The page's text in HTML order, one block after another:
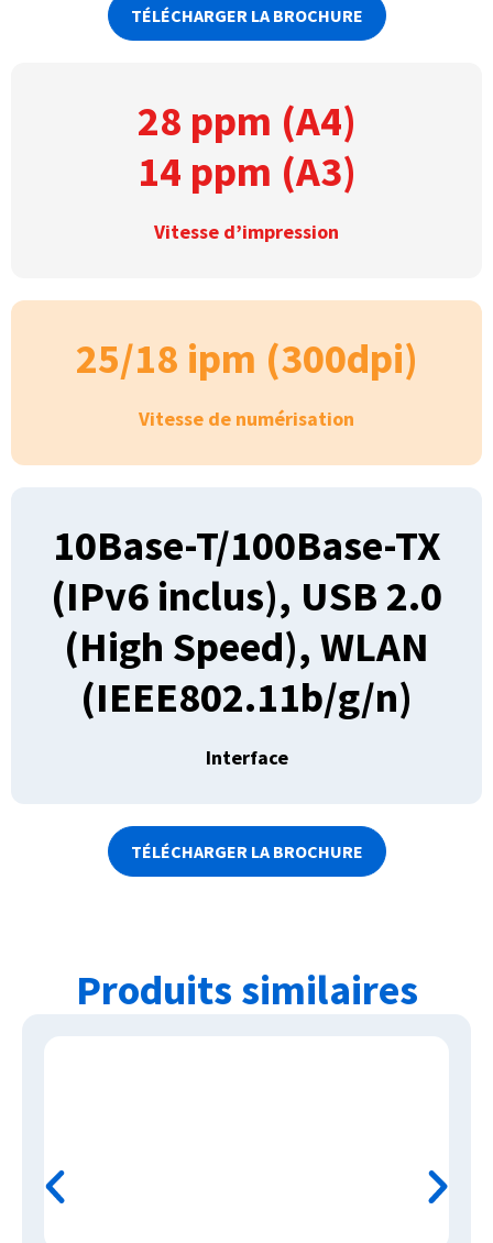
TÉLÉCHARGER LA BROCHURE
28 ppm (A4)
14 ppm (A3)
Vitesse d’impression
25/18 ipm (300dpi)
Vitesse de numérisation
10Base-T/100Base-TX
(IPv6 inclus), USB 2.0
(High Speed), WLAN
(IEEE802.11b/g/n)
Interface
TÉLÉCHARGER LA BROCHURE
Produits similaires